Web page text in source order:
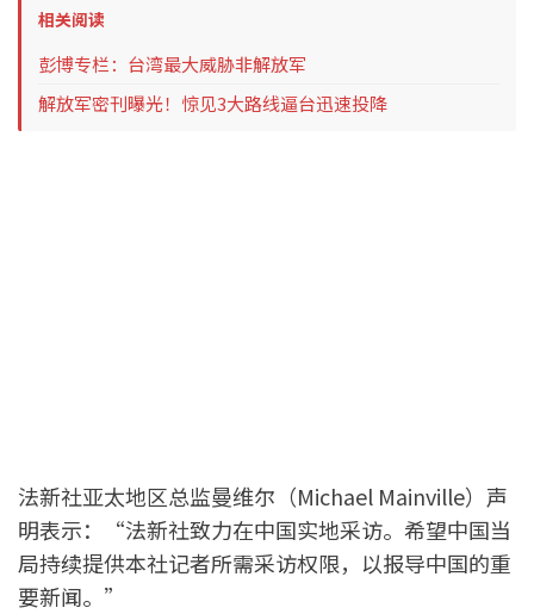
相关阅读
彭博专栏：台湾最大威胁非解放军
解放军密刊曝光！惊见3大路线逼台迅速投降
法新社亚太地区总监曼维尔（Michael Mainville）声
明表示：“法新社致力在中国实地采访。希望中国当
局持续提供本社记者所需采访权限，以报导中国的重
要新闻。”